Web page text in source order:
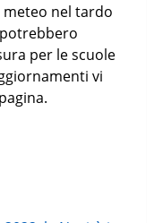
meteo nel tardo
per le scuole
vi